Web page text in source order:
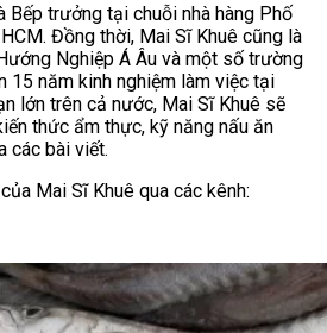
Bếp trưởng tại chuỗi nhà hàng Phố
Đồng thời, Mai Sĩ Khuê cũng là
Nghiệp Á Âu và một số trường
15 năm kinh nghiệm làm việc tại
lớn trên cả nước, Mai Sĩ Khuê sẽ
thức ẩm thực, kỹ năng nấu ăn
các bài viết.
Mai Sĩ Khuê qua các kênh: